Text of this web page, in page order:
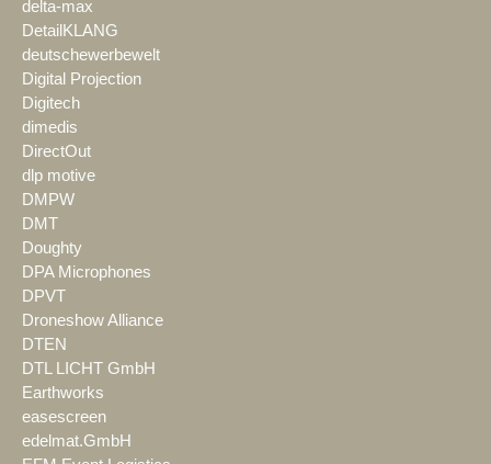
delta-max
DetailKLANG
deutschewerbewelt
Digital Projection
Digitech
dimedis
DirectOut
dlp motive
DMPW
DMT
Doughty
DPA Microphones
DPVT
Droneshow Alliance
DTEN
DTL LICHT GmbH
Earthworks
easescreen
edelmat.GmbH